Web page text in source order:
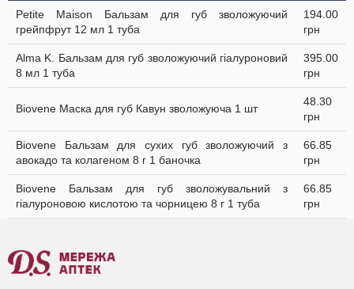
Petite Maison Бальзам для губ зволожуючий
грейпфрут 12 мл 1 туба
194.00
грн
Alma K. Бальзам для губ зволожуючий гіалуроновий
8 мл 1 туба
395.00
грн
Biovene Маска для губ Кавун зволожуюча 1 шт
48.30
грн
Biovene Бальзам для сухих губ зволожуючий з
авокадо та колагеном 8 г 1 баночка
66.85
грн
Biovene Бальзам для губ зволожувальний з
гіалуроновою кислотою та чорницею 8 г 1 туба
66.85
грн